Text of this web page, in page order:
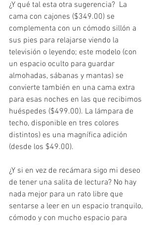
¿Y qué tal esta otra sugerencia?  La
cama con cajones ($349.00) se
complementa con un cómodo sillón a
sus pies para relajarse viendo la
televisión o leyendo; este modelo (con
un espacio oculto para guardar
almohadas, sábanas y mantas) se
convierte también en una cama extra
para esas noches en las que recibimos
huéspedes ($499.00). La lámpara de
techo, disponible en tres colores
distintos) es una magnífica adición
(desde los $49.00).
¿Y si en vez de recámara sigo mi deseo
de tener una salita de lectura? No hay
nada mejor para un rato libre que
sentarse a leer en un espacio tranquilo,
cómodo y con mucho espacio para